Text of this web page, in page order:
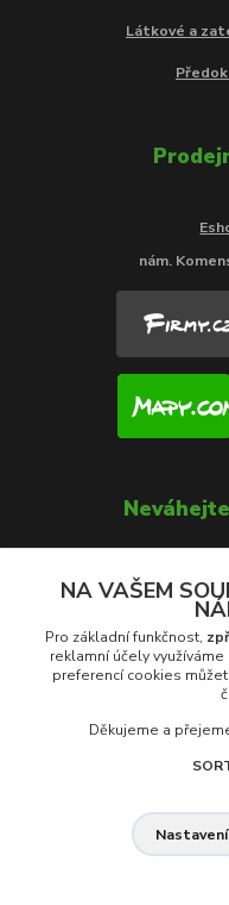
Látkové a
nám.
Soňa
+420 739 000 639
Po - Pá: 8:00 -
© 2026 Eshop
Trávníkách
NA VAŠEM
Pro základní funkčnost,
reklamní účely
preferencí cookies
Děkujeme a
Nastavení